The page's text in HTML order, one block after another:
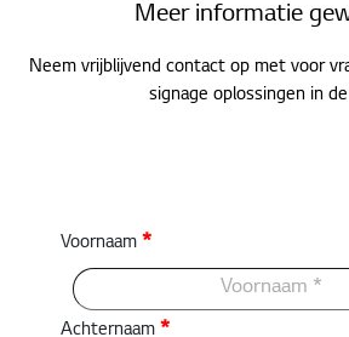
Meer informatie
Neem vrijblijvend contact op met voor
signage oplossingen in
Voornaam *
Achternaam *